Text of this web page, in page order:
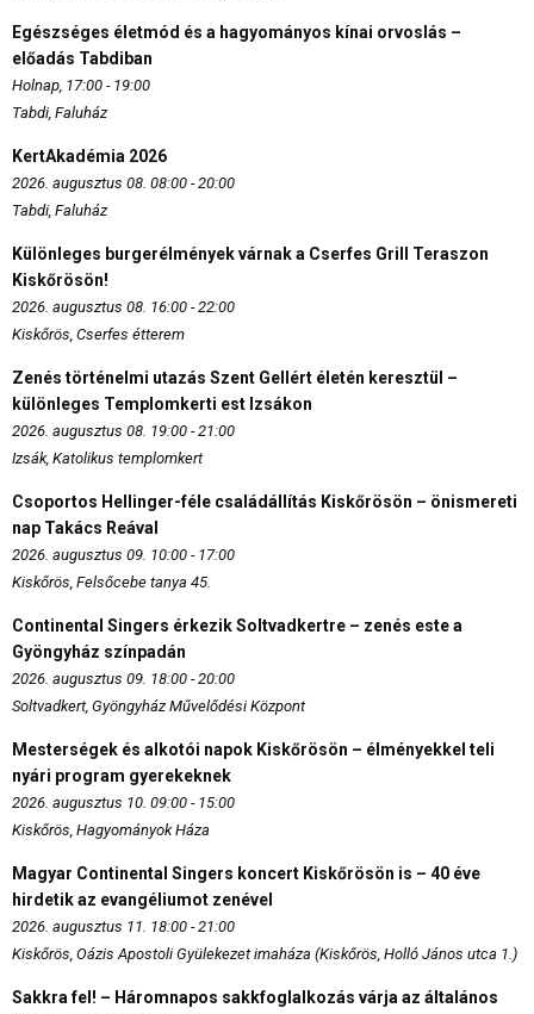
Egészséges életmód és a hagyományos kínai orvoslás –
előadás Tabdiban
Holnap, 17:00 - 19:00
Tabdi, Faluház
KertAkadémia 2026
2026. augusztus 08. 08:00 - 20:00
Tabdi, Faluház
Különleges burgerélmények várnak a Cserfes Grill Teraszon
Kiskőrösön!
2026. augusztus 08. 16:00 - 22:00
Kiskőrös, Cserfes étterem
Zenés történelmi utazás Szent Gellért életén keresztül –
különleges Templomkerti est Izsákon
2026. augusztus 08. 19:00 - 21:00
Izsák, Katolikus templomkert
Csoportos Hellinger-féle családállítás Kiskőrösön – önismereti
nap Takács Reával
2026. augusztus 09. 10:00 - 17:00
Kiskőrös, Felsőcebe tanya 45.
Continental Singers érkezik Soltvadkertre – zenés este a
Gyöngyház színpadán
2026. augusztus 09. 18:00 - 20:00
Soltvadkert, Gyöngyház Művelődési Központ
Mesterségek és alkotói napok Kiskőrösön – élményekkel teli
nyári program gyerekeknek
2026. augusztus 10. 09:00 - 15:00
Kiskőrös, Hagyományok Háza
Magyar Continental Singers koncert Kiskőrösön is – 40 éve
hirdetik az evangéliumot zenével
2026. augusztus 11. 18:00 - 21:00
Kiskőrös, Oázis Apostoli Gyülekezet imaháza (Kiskőrös, Holló János utca 1.)
Sakkra fel! – Háromnapos sakkfoglalkozás várja az általános